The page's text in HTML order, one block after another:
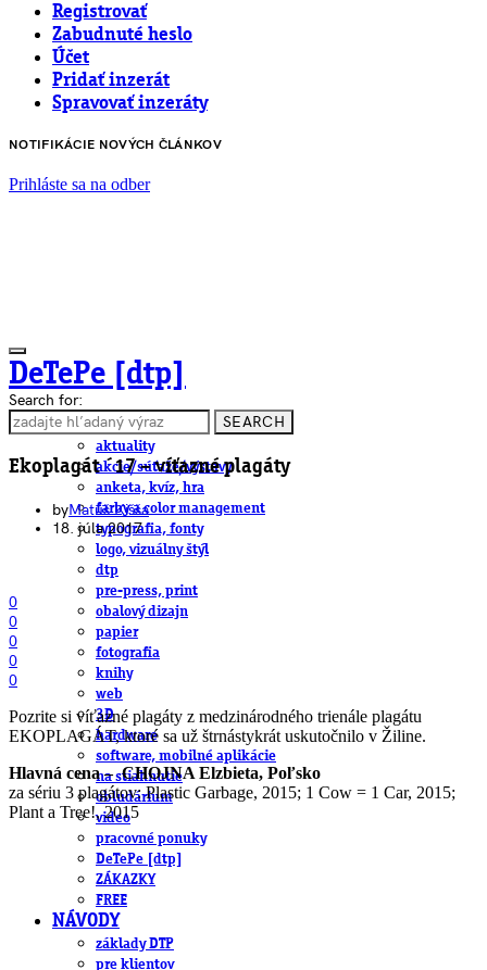
Registrovať
Zabudnuté heslo
Účet
Pridať inzerát
Spravovať inzeráty
NOTIFIKÁCIE NOVÝCH ČLÁNKOV
Prihláste sa na odber
DeTePe [dtp]
ČLÁNKY
aktuality
akcie/súťaže/výstavy
anketa, kvíz, hra
farby a color management
typografia, fonty
logo, vizuálny štýl
dtp
pre-press, print
obalový dizajn
papier
fotografia
knihy
web
3D
hardware
software, mobilné aplikácie
na stiahnutie
obludárium
video
pracovné ponuky
DeTePe [dtp]
ZÁKAZKY
FREE
NÁVODY
základy DTP
pre klientov
Search for:
SEARCH
Ekoplagát ´17 – víťazné plagáty
byMatúš Kišša
18. júla 2017
0
0
0
0
0
Pozrite si víťazné plagáty z medzinárodného trienále plagátu
EKOPLAGÁT, ktoré sa už štrnástykrát uskutočnilo v Žiline.
Hlavná cena – CHOJNA Elzbieta, Poľsko
za sériu 3 plagátov: Plastic Garbage, 2015; 1 Cow = 1 Car, 2015;
Plant a Tree!, 2015